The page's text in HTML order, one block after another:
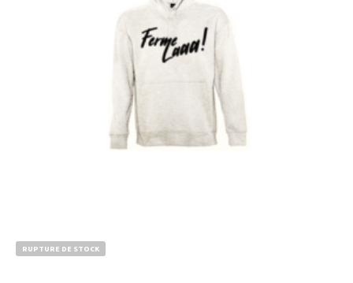
RUPTURE DE STOCK